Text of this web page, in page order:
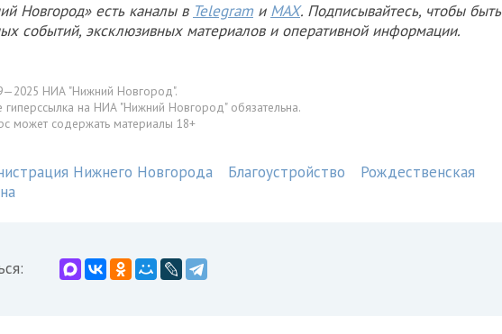
Новгород» есть каналы в Telegram и MAX. Подписывайтесь, чтобы быть
событий, эксклюзивных материалов и оперативной информации.
НИА "Нижний Новгород".
гиперссылка на НИА "Нижний Новгород" обязательна.
может содержать материалы 18+
Нижнего Новгорода Благоустройство
Рождественская